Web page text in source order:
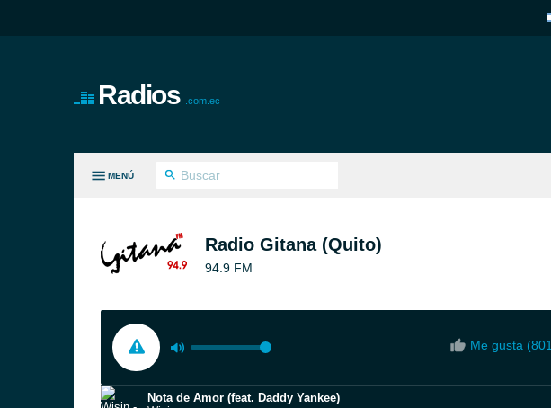
Radios .com.ec
MENÚ
Radio Gitana (Quito)
94.9 FM
Me gusta (801
Nota de Amor (feat. Daddy Yankee)